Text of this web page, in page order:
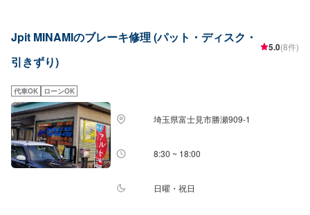
Jpit MINAMIのブレーキ修理 (パット・ディスク・
引きずり)
5.0(8件)
代車OK ローンOK
埼玉県富士見市勝瀬909‐1
8:30 ~ 18:00
日曜・祝日